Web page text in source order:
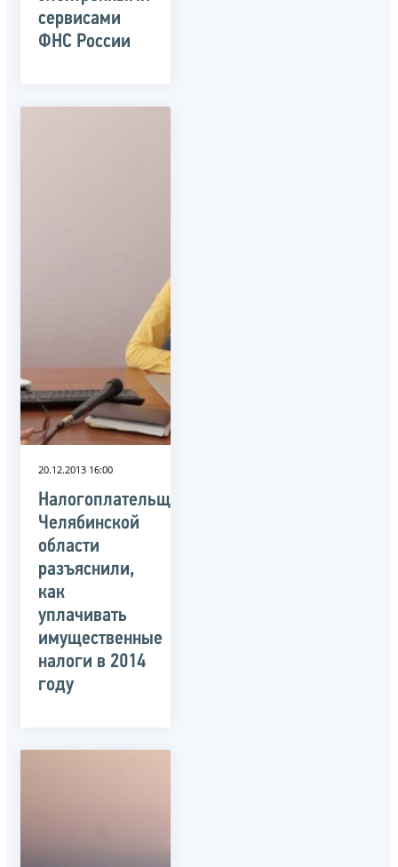
сервисами
ФНС России
20.12.2013 16:00
Налогоплательщикам
Челябинской
области
разъяснили,
как
уплачивать
имущественные
налоги в 2014
году